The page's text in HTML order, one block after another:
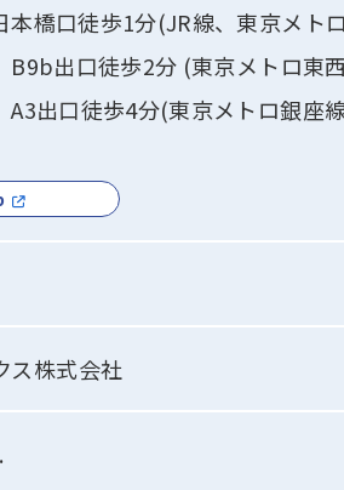
本橋口徒歩1分(JR線、東京メト
B9b出口徒歩2分 (東京メトロ
A3出口徒歩4分(東京メトロ銀座
ス株式会社